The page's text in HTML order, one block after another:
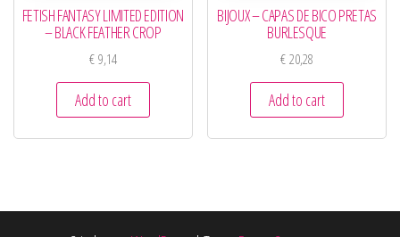
FETISH FANTASY LIMITED EDITION
– BLACK FEATHER CROP
€9,14
Add to cart
BIJOUX – CAPAS DE BICO PRETAS
BURLESQUE
€20,28
Add to cart